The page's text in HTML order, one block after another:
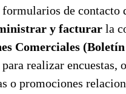
de contacto
y facturar la
Comerciales
realizar encuestas,
o promociones